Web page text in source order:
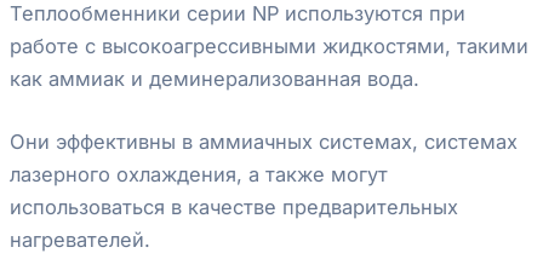
Теплообменники серии NP используются при
работе с высокоагрессивными жидкостями, такими
как аммиак и деминерализованная вода.
Они эффективны в аммиачных системах, системах
лазерного охлаждения, а также могут
использоваться в качестве предварительных
нагревателей.